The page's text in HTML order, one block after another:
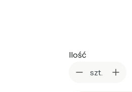
Ilość
szt.